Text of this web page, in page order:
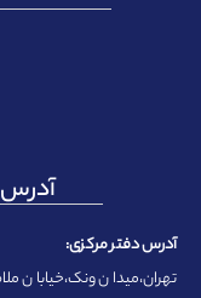
آدرس
آدرس دفتر مرکزی:
تهران،میدان ونک،خیابان